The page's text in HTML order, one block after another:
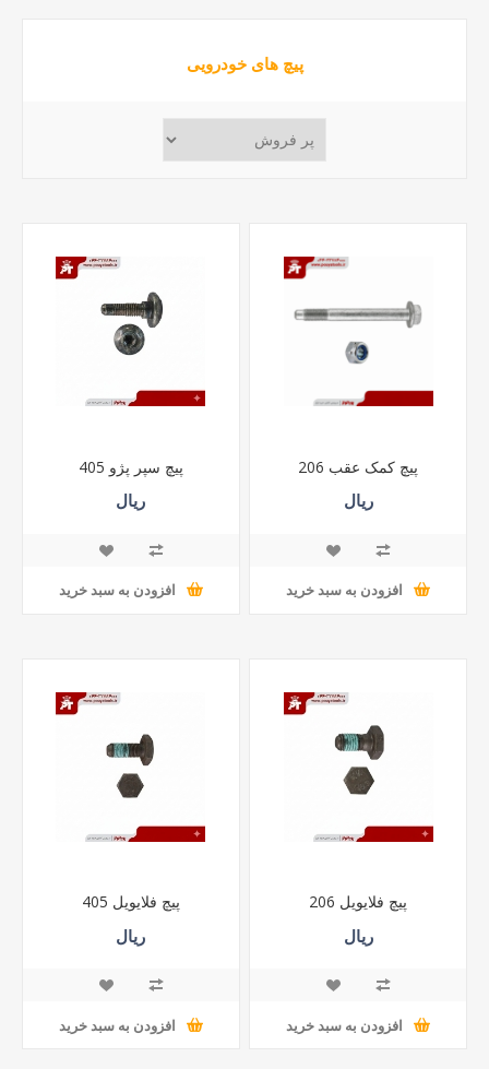
پیچ های خودرویی
پیچ کمک عقب 206
ریال
افزودن به سبد خرید
پیچ سپر پژو 405
ریال
افزودن به سبد خرید
پیچ فلایویل 206
ریال
افزودن به سبد خرید
پیچ فلایویل 405
ریال
افزودن به سبد خرید